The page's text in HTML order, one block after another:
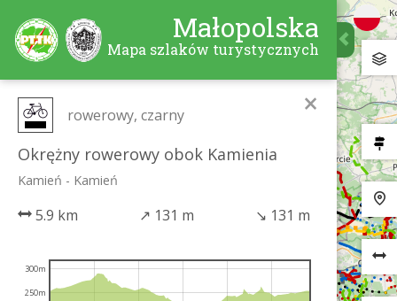
Małopolska
Mapa szlaków turystycznych
×
rowerowy, czarny
Okrężny rowerowy obok Kamienia
Kamień - Kamień
5.9 km ↗ 131 m ↘ 131 m
250m
300m